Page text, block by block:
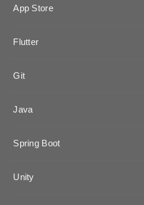
App Store
Flutter
Git
Java
Spring Boot
Unity